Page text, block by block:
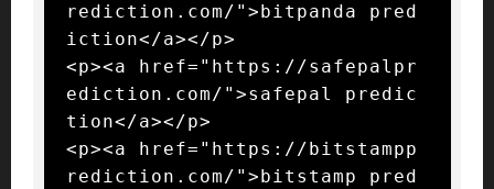
rediction.com/">bitpanda pred
iction</a></p>
<p><a href="https://safepalpr
ediction.com/">safepal predic
tion</a></p>
<p><a href="https://bitstampp
rediction.com/">bitstamp pred